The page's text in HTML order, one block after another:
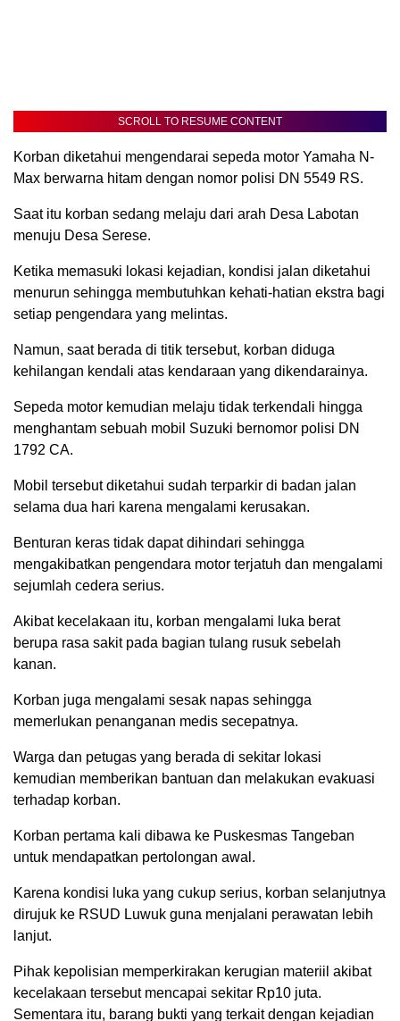
SCROLL TO RESUME CONTENT
Korban diketahui mengendarai sepeda motor Yamaha N-
Max berwarna hitam dengan nomor polisi DN 5549 RS.
Saat itu korban sedang melaju dari arah Desa Labotan
menuju Desa Serese.
Ketika memasuki lokasi kejadian, kondisi jalan diketahui
menurun sehingga membutuhkan kehati-hatian ekstra bagi
setiap pengendara yang melintas.
Namun, saat berada di titik tersebut, korban diduga
kehilangan kendali atas kendaraan yang dikendarainya.
Sepeda motor kemudian melaju tidak terkendali hingga
menghantam sebuah mobil Suzuki bernomor polisi DN
1792 CA.
Mobil tersebut diketahui sudah terparkir di badan jalan
selama dua hari karena mengalami kerusakan.
Benturan keras tidak dapat dihindari sehingga
mengakibatkan pengendara motor terjatuh dan mengalami
sejumlah cedera serius.
Akibat kecelakaan itu, korban mengalami luka berat
berupa rasa sakit pada bagian tulang rusuk sebelah
kanan.
Korban juga mengalami sesak napas sehingga
memerlukan penanganan medis secepatnya.
Warga dan petugas yang berada di sekitar lokasi
kemudian memberikan bantuan dan melakukan evakuasi
terhadap korban.
Korban pertama kali dibawa ke Puskesmas Tangeban
untuk mendapatkan pertolongan awal.
Karena kondisi luka yang cukup serius, korban selanjutnya
dirujuk ke RSUD Luwuk guna menjalani perawatan lebih
lanjut.
Pihak kepolisian memperkirakan kerugian materiil akibat
kecelakaan tersebut mencapai sekitar Rp10 juta.
Sementara itu, barang bukti yang terkait dengan kejadian